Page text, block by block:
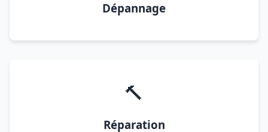
Dépannage
🔨
Réparation